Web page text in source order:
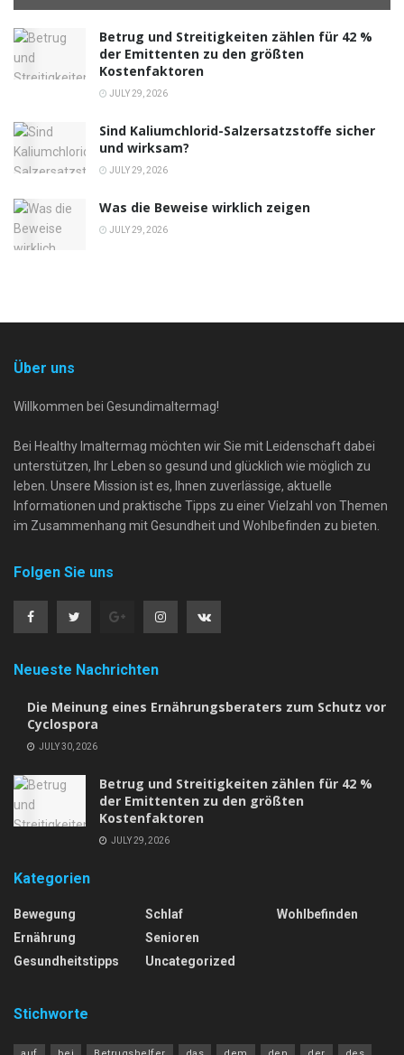
Betrug und Streitigkeiten zählen für 42 %
der Emittenten zu den größten
Kostenfaktoren
JULY 29, 2026
Sind Kaliumchlorid-Salzersatzstoffe sicher
und wirksam?
JULY 29, 2026
Was die Beweise wirklich zeigen
JULY 29, 2026
Über uns
Willkommen bei Gesundimaltermag!
Bei Healthy Imaltermag möchten wir Sie mit Leidenschaft dabei
unterstützen, Ihr Leben so gesund und glücklich wie möglich zu
leben. Unsere Mission ist es, Ihnen zuverlässige, aktuelle
Informationen und praktische Tipps zu einer Vielzahl von Themen
im Zusammenhang mit Gesundheit und Wohlbefinden zu bieten.
Folgen Sie uns
Neueste Nachrichten
Die Meinung eines Ernährungsberaters zum Schutz vor
Cyclospora
JULY 30, 2026
Betrug und Streitigkeiten zählen für 42 %
der Emittenten zu den größten
Kostenfaktoren
JULY 29, 2026
Kategorien
Bewegung
Ernährung
Gesundheitstipps
Schlaf
Senioren
Uncategorized
Wohlbefinden
Stichworte